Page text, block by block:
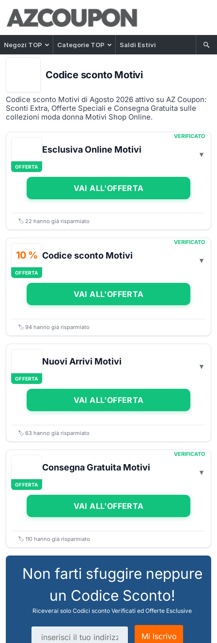
Negozi TOP Categorie TOP Saldi Estivi
Codice sconto Motivi
Codice sconto Motivi di Agosto 2026 attivo su AZ Coupon:
Sconti Extra, Offerte Speciali e Consegna Gratuita sulle
collezioni moda donna Motivi Shop Online.
OFFERTA
VERIFICATO
Esclusiva Online Motivi
VAI ALL'OFFERTA
🏷️ 22 hanno già risparmiato
10 %
OFFERTA
VERIFICATO
Codice sconto Motivi
VAI ALL'OFFERTA
🏷️ 94 hanno già risparmiato
OFFERTA
Nuovi Arrivi Motivi
VAI ALL'OFFERTA
🏷️ 63 hanno già risparmiato
OFFERTA
VERIFICATO
Consegna Gratuita Motivi
VAI ALL'OFFERTA
🏷️ 110 hanno già risparmiato
Non farti sfuggire neppure
un Codice Sconto!
Riceverai solo Codici sconto Verificati ed Offerte Esclusive
Indirizzo email
Mi Iscrivo